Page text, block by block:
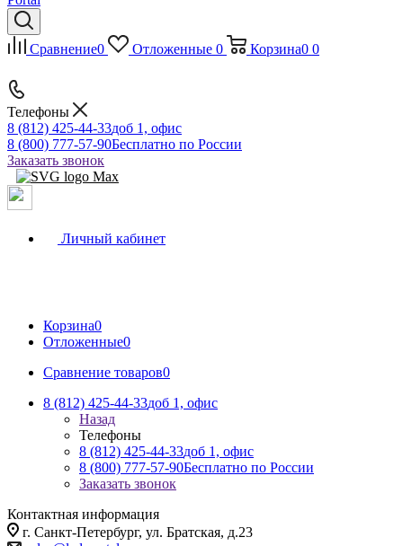
Сравнение0 Отложенные 0 Корзина0 0
Телефоны
8 (812) 425-44-33доб 1, офис
8 (800) 777-57-90Бесплатно по России
Заказать звонок
Личный кабинет
Корзина0
Отложенные0
Сравнение товаров0
8 (812) 425-44-33доб 1, офис
Назад
Телефоны
8 (812) 425-44-33доб 1, офис
8 (800) 777-57-90Бесплатно по России
Заказать звонок
Контактная информация
г. Санкт-Петербург, ул. Братская, д.23